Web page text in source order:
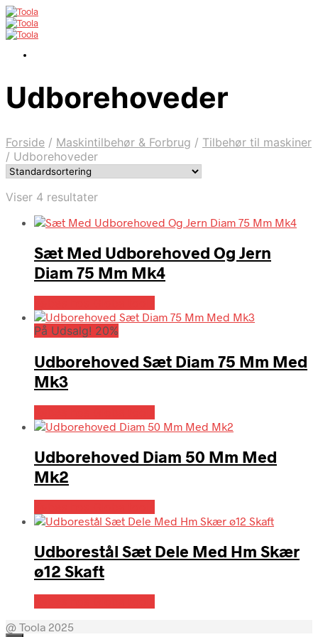
Udborehoveder
Forside / Maskintilbehør & Forbrug / Tilbehør til maskiner
/ Udborehoveder
Viser 4 resultater
Sæt Med Udborehoved Og Jern
Diam 75 Mm Mk4
På Udsalg! 20%
Udborehoved Sæt Diam 75 Mm Med
Mk3
Udborehoved Diam 50 Mm Med
Mk2
Udborestål Sæt Dele Med Hm Skær
ø12 Skaft
@ Toola 2025